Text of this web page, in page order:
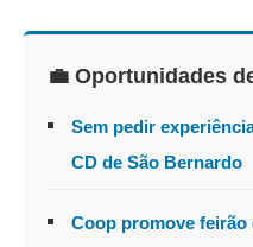
💼 Oportunidades
Sem pedir
CD de São Bernardo
Coop promove feirão